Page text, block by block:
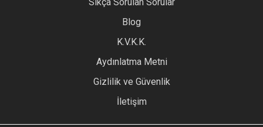
Blog
K.V.K.K.
Aydınlatma Metni
Gizlilik ve Güvenlik
İletişim